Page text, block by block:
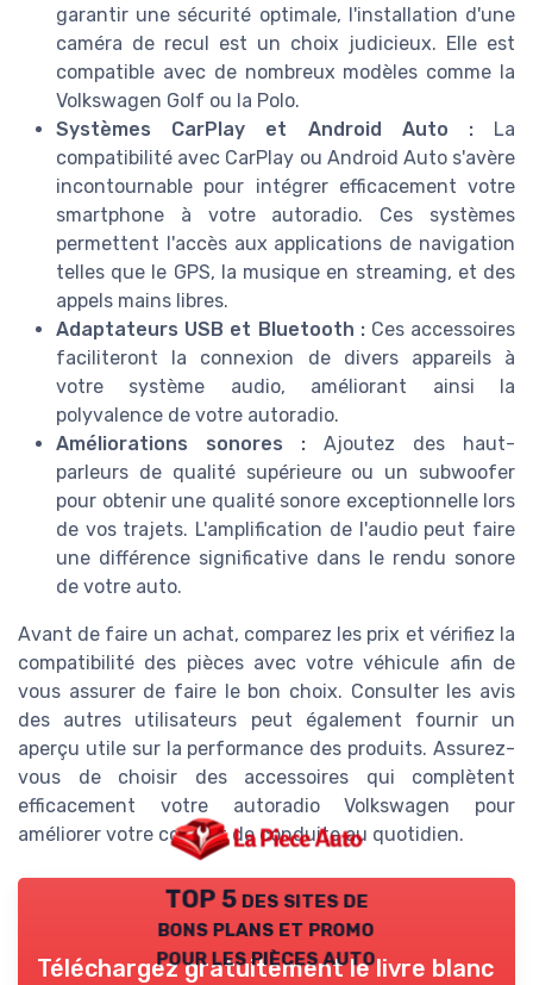
garantir une sécurité optimale, l'installation d'une
caméra de recul est un choix judicieux. Elle est
compatible avec de nombreux modèles comme la
Volkswagen Golf ou la Polo.
Systèmes CarPlay et Android Auto :La
compatibilité avec CarPlay ou Android Auto s'avère
incontournable pour intégrer efficacement votre
smartphone à votre autoradio. Ces systèmes
permettent l'accès aux applications de navigation
telles que le GPS, la musique en streaming, et des
appels mains libres.
Adaptateurs USB et Bluetooth :Ces accessoires
faciliteront la connexion de divers appareils à
votre système audio, améliorant ainsi la
polyvalence de votre autoradio.
Améliorations sonores : Ajoutez des haut-
parleurs de qualité supérieure ou un subwoofer
pour obtenir une qualité sonore exceptionnelle lors
de vos trajets. L'amplification de l'audio peut faire
une différence significative dans le rendu sonore
de votre auto.
Avant de faire un achat, comparez les prix et vérifiez la
compatibilité des pièces avec votre véhicule afin de
vous assurer de faire le bon choix. Consulter les avis
des autres utilisateurs peut également fournir un
aperçu utile sur la performance des produits. Assurez-
vous de choisir des accessoires qui complètent
efficacement votre autoradio Volkswagen pour
améliorer votre confort de conduite au quotidien.
TOP 5 des sites de
bons plans et promo
pour les pièces auto
Téléchargez gratuitement le livre blanc